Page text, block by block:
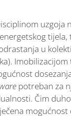
uzgoja
tijela,
u
Imobilizacijom
potreban za
Čim
mogućnost